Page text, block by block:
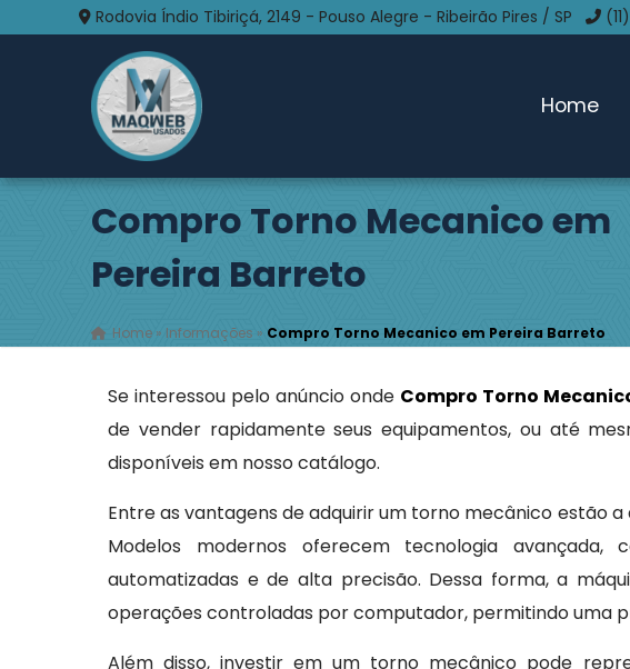
Rodovia Índio Tibiriçá, 2149 - Pouso Alegre - Ribeirão Pires / SP
Home
Compro Torno Mecanico em
Pereira Barreto
Home » Informações » Compro Torno Mecanico em Pereira Barreto
Se interessou pelo anúncio onde Compro Torno
de vender rapidamente seus equipamentos, ou até
disponíveis em nosso catálogo.
Entre as vantagens de adquirir um torno mecânico estão
Modelos modernos oferecem tecnologia avançada,
automatizadas e de alta precisão. Dessa forma, a
operações controladas por computador, permitindo uma
Além disso, investir em um torno mecânico pode